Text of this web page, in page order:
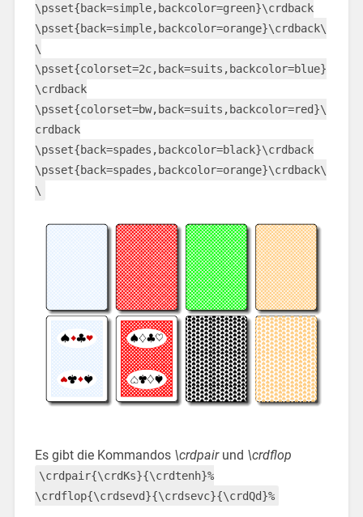
\psset{back=simple,backcolor=green}\crdback
\psset{back=simple,backcolor=orange}\crdback\
\
\psset{colorset=2c,back=suits,backcolor=blue}
\crdback
\psset{colorset=bw,back=suits,backcolor=red}\
crdback
\psset{back=spades,backcolor=black}\crdback
\psset{back=spades,backcolor=orange}\crdback\
\
Es gibt die Kommandos \crdpairund \crdflop
\crdpair{\crdKs}{\crdtenh}%
\crdflop{\crdsevd}{\crdsevc}{\crdQd}%